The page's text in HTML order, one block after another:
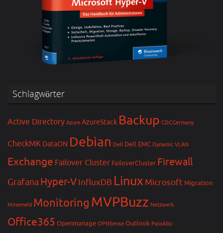
Schlagwörter
Active Directory Azure AzureStack Backup CDCGermany
CheckMK DataON Debian Dell Dell EMC Dynamic VLAN
Exchange Failover Cluster FailoverCluster Firewall
Grafana Hyper-VInfluxDB Linux Microsoft Migration
Minemeld Monitoring MVPBuzz Netzwerk
Office365 Openmanage OPNSense Outlook PaloAlto